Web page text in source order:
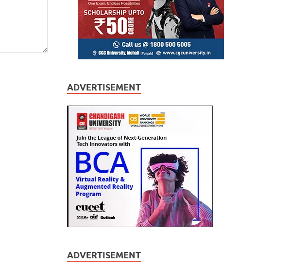
ADVERTISEMENT
ADVERTISEMENT